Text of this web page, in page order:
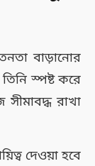
বাড়ানোর
স্পষ্ট করে
রাখা
দেওয়া হবে